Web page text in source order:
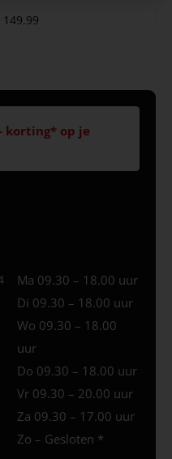
149.99
korting* op je
Ma 09.30 – 18.00 uur
Di 09.30 – 18.00 uur
Wo 09.30 – 18.00
uur
Do 09.30 – 18.00 uur
Vr 09.30 – 20.00 uur
Za 09.30 – 17.00 uur
Zo – Gesloten *